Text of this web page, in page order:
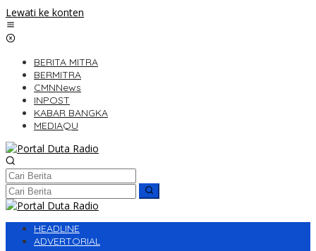
Lewati ke konten
BERITA MITRA
BERMITRA
CMNNews
INPOST
KABAR BANGKA
MEDIAQU
HEADLINE
ADVERTORIAL